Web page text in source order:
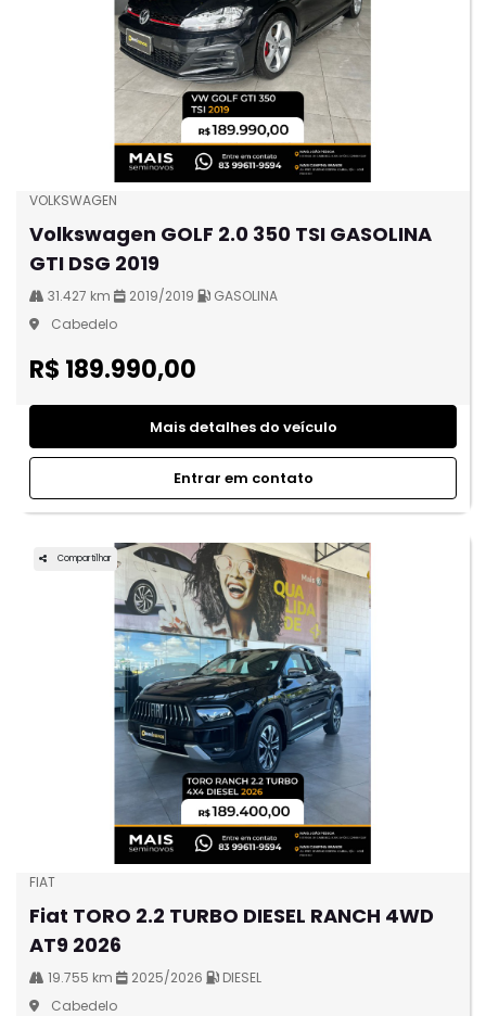
VOLKSWAGEN
Volkswagen GOLF 2.0 350 TSI GASOLINA
GTI DSG 2019
31.427 km 2019/2019
GASOLINA
Cabedelo
R$ 189.990,00
Mais detalhes do veículo
Entrar em contato
Compartilhar
FIAT
Fiat TORO 2.2 TURBO DIESEL RANCH 4WD
AT9 2026
19.755 km 2025/2026
DIESEL
Cabedelo